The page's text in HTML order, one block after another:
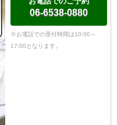
06-6538-0880
※お電話での受付時間は10:00～
17:00となります。